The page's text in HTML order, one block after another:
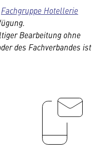
Fachgruppe Hotellerie
Bearbeitung ohne
des Fachverbandes ist